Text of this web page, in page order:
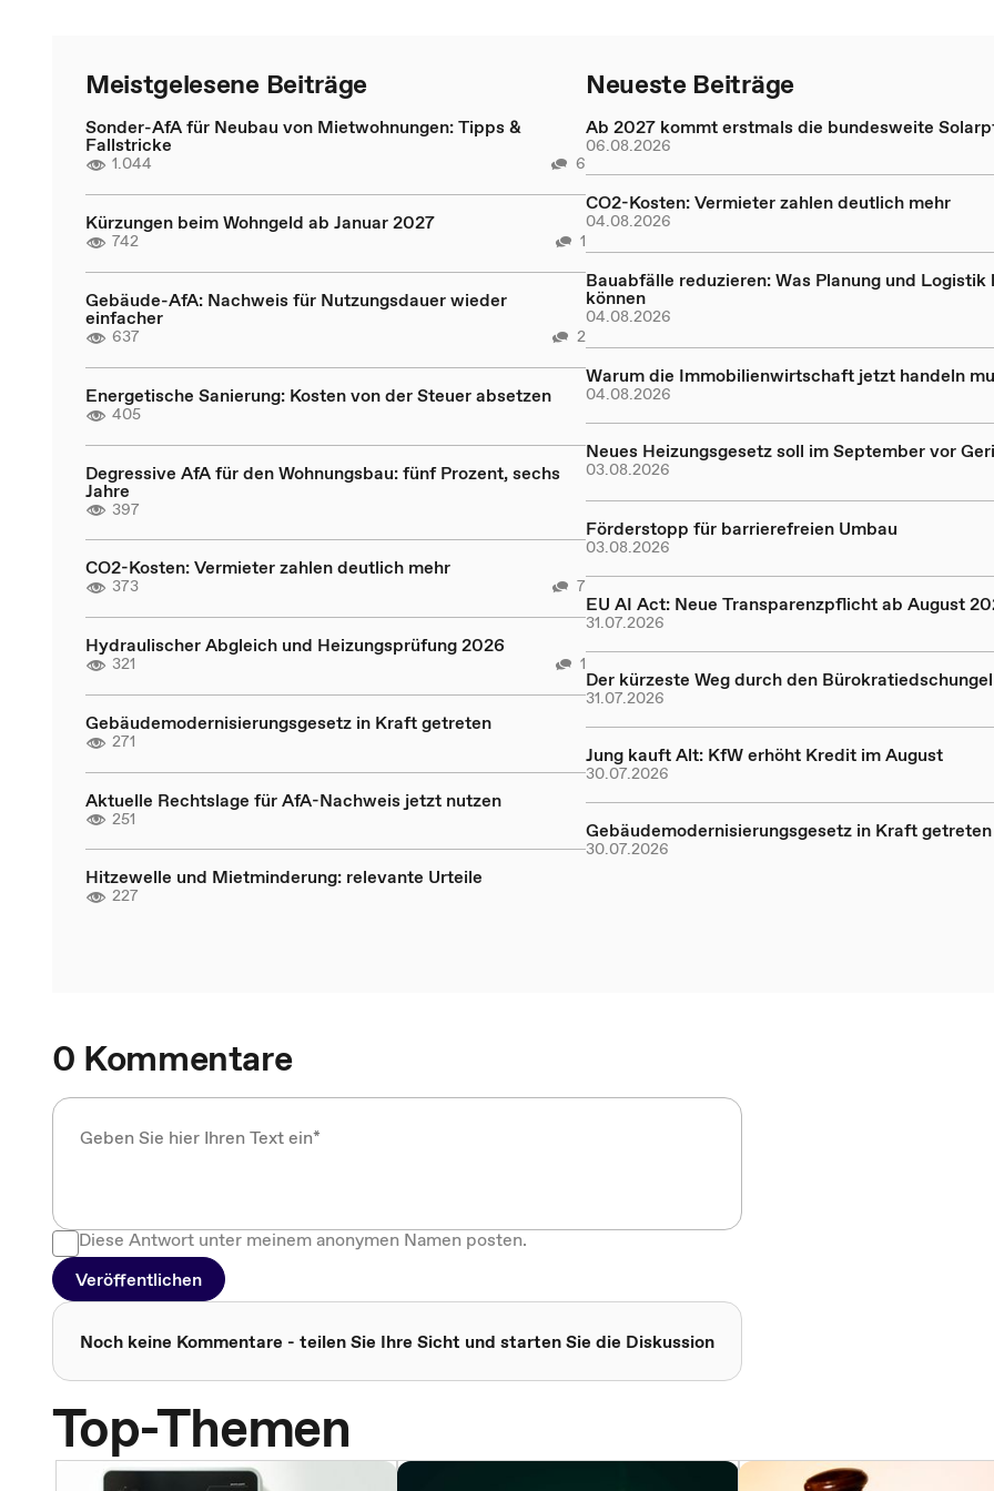
Meistgelesene Beiträge
Sonder-AfA für Neubau von Mietwohnungen: Tipps &
Fallstricke
1.044 6
Kürzungen beim Wohngeld ab Januar 2027
742 1
Gebäude-AfA: Nachweis für Nutzungsdauer wieder
einfacher
637 2
Energetische Sanierung: Kosten von der Steuer absetzen
405
Degressive AfA für den Wohnungsbau: fünf Prozent, sechs
Jahre
397
CO2-Kosten: Vermieter zahlen deutlich mehr
373 7
Hydraulischer Abgleich und Heizungsprüfung 2026
321 1
Gebäudemodernisierungsgesetz in Kraft getreten
271
Aktuelle Rechtslage für AfA-Nachweis jetzt nutzen
251
Hitzewelle und Mietminderung: relevante Urteile
227
Neueste Beiträge
Ab 2027 kommt erstmals die bundesweite
06.08.2026
CO2-Kosten: Vermieter zahlen deutlich mehr
04.08.2026
Bauabfälle reduzieren: Was Planung und Logistik
können
04.08.2026
Warum die Immobilienwirtschaft jetzt handeln
04.08.2026
Neues Heizungsgesetz soll im September vor
03.08.2026
Förderstopp für barrierefreien Umbau
03.08.2026
EU AI Act: Neue Transparenzpflicht ab August
31.07.2026
Der kürzeste Weg durch den Bürokratiedschungel
31.07.2026
Jung kauft Alt: KfW erhöht Kredit im August
30.07.2026
Gebäudemodernisierungsgesetz in Kraft getreten
30.07.2026
0 Kommentare
Diese Antwort unter meinem anonymen Namen posten.
Veröffentlichen
Noch keine Kommentare - teilen Sie Ihre Sicht und starten Sie die Diskussion
Top-Themen